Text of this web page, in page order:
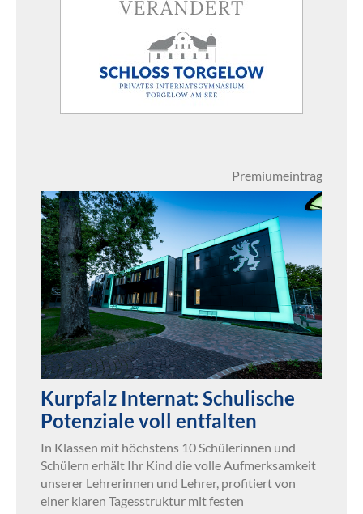
Premiumeintrag
Kurpfalz Internat: Schulische
Potenziale voll entfalten
In Klassen mit höchstens 10 Schülerinnen und
Schülern erhält Ihr Kind die volle Aufmerksamkeit
unserer Lehrerinnen und Lehrer, profitiert von
einer klaren Tagesstruktur mit festen